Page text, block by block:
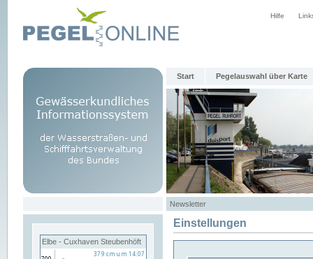
Hilfe
Start Pegelauswahl über Karte
Newsletter
Elbe - Cuxhaven Steubenhöft
Einstellungen